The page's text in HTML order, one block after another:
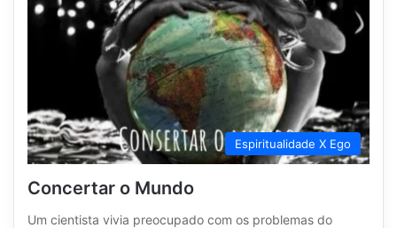
Espiritualidade X Ego
Concertar o Mundo
Um cientista vivia preocupado com os problemas do